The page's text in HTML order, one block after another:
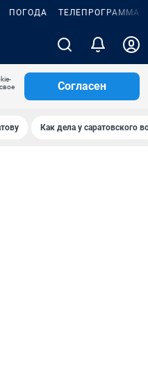
ПОГОДА ТЕЛЕПРОГРАММА
Согласен
Как дела у саратовского